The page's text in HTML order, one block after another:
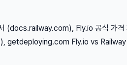
(docs.railway.com), Fly.io 공식 가격
getdeploying.com Fly.io vs Railway